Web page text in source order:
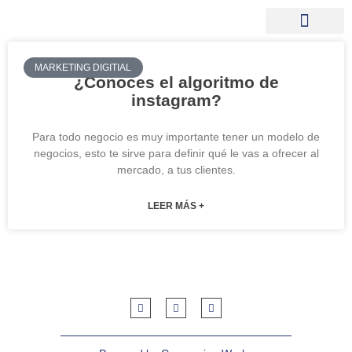
MARKETING DIGITIAL
¿Conoces el algoritmo de
instagram?
Para todo negocio es muy importante tener un modelo de
negocios, esto te sirve para definir qué le vas a ofrecer al
mercado, a tus clientes.
LEER MÁS +